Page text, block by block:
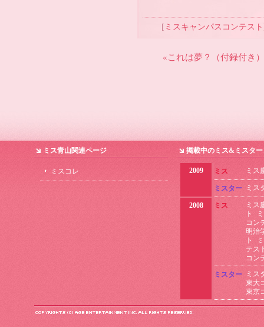
[ ミスキャンパスコンテスト
«これは夢？（付録付き）
ミス青山関連ページ
ミスコレ
掲載中のミス&ミスタ
2009 ミス ミス
ミスター ミス
2008 ミス
ミス
ト
コン
明治
ト
テス
コン
ミスター
ミス
東大
東京